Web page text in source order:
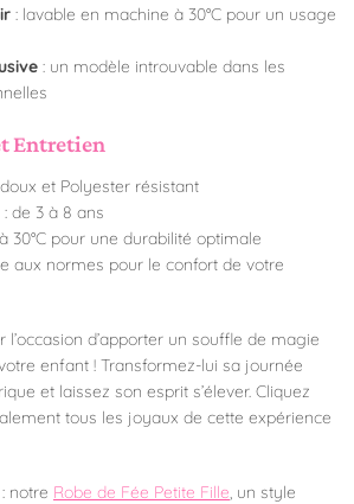
: lavable en machine à 30°C pour un usage
: un modèle introuvable dans les
Entretien
et Polyester résistant
de 3 à 8 ans
30°C pour une durabilité optimale
aux normes pour le confort de votre
l’occasion d’apporter un souffle de magie
enfant ! Transformez-lui sa journée
et laissez son esprit s’élever. Cliquez
tous les joyaux de cette expérience
notre Robe de Fée Petite Fille , un style